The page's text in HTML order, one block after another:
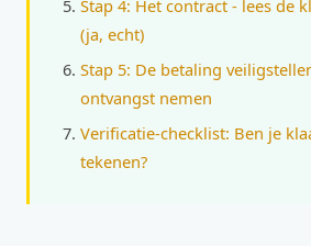
Stap 4: Het contract - lees de
(ja, echt)
Stap 5: De betaling
ontvangst nemen
Verificatie-checklist: Ben je
tekenen?